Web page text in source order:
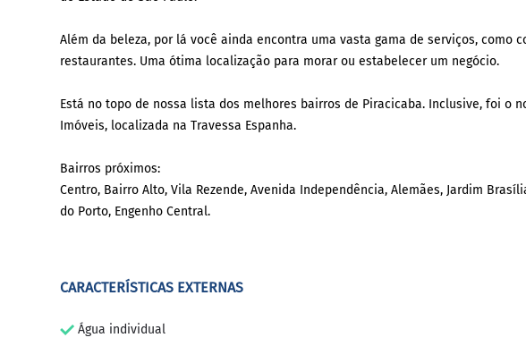
Além da beleza, por lá você ainda encontra uma vasta gama de serviços, como
restaurantes. Uma ótima localização para morar ou estabelecer um negócio.
Está no topo de nossa lista dos melhores bairros de Piracicaba. Inclusive, foi o
Imóveis, localizada na Travessa Espanha.
Bairros próximos:
Centro, Bairro Alto, Vila Rezende, Avenida Independência, Alemães, Jardim
do Porto, Engenho Central.
CARACTERÍSTICAS EXTERNAS
Água individual